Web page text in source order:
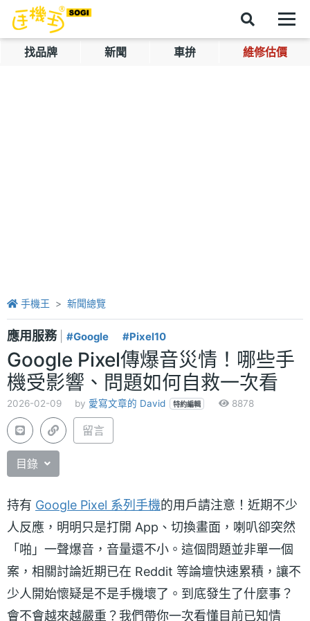
找品牌 新聞 車拚 維修估價
手機王 新聞總覽
應用服務 #Google #Pixel10
Google Pixel傳爆音災情！哪些手
機受影響、問題如何自救一次看
2026-02-09 by 愛寫文章的 David 特約編輯 8878
留言
目錄
持有 Google Pixel 系列手機的用戶請注意！近期不少
人反應，明明只是打開 App、切換畫面，喇叭卻突然
「啪」一聲爆音，音量還不小。這個問題並非單一個
案，相關討論近期已在 Reddit 等論壇快速累積，讓不
少人開始懷疑是不是手機壞了。到底發生了什麼事？
會不會越來越嚴重？我們帶你一次看懂目前已知情